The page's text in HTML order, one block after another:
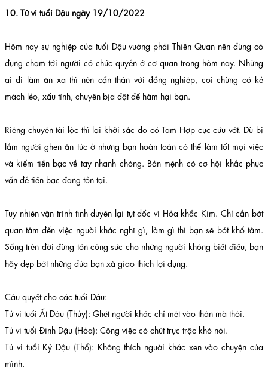
10. Tử vi tuổi Dậu ngày 19/10/2022
Hôm nay sự nghiệp của tuổi Dậu vướng phải Thiên Quan nên đừng có
đụng chạm tới người có chức quyền ở cơ quan trong hôm nay. Những
ai đi làm ăn xa thì nên cẩn thận với đồng nghiệp, coi chừng có kẻ
mách lẻo, xấu tính, chuyên bịa đặt để hãm hại bạn.
Riêng chuyện tài lộc thì lại khởi sắc do có Tam Hợp cục cứu vớt. Dù bị
lắm người ghen ăn tức ở nhưng bạn hoàn toàn có thể làm tốt mọi việc
và kiếm tiền bạc về tay nhanh chóng. Bản mệnh có cơ hội khắc phục
vấn đề tiền bạc đang tồn tại.
Tuy nhiên vận trình tình duyên lại tụt dốc vì Hỏa khắc Kim. Chỉ cần bớt
quan tâm đến việc người khác nghĩ gì, làm gì thì bạn sẽ bớt khổ tâm.
Sống trên đời đừng tốn công sức cho những người không biết điều, bạn
hãy dẹp bớt những đứa bạn xã giao thích lợi dụng.
Câu quyết cho các tuổi Dậu:
Tử vi tuổi Ất Dậu (Thủy): Ghét người khác chỉ mệt vào thân mà thôi.
Tử vi tuổi Đinh Dậu (Hỏa): Công việc có chút trục trặc khó nói.
Tử vi tuổi Kỷ Dậu (Thổ): Không thích người khác xen vào chuyện của
mình.